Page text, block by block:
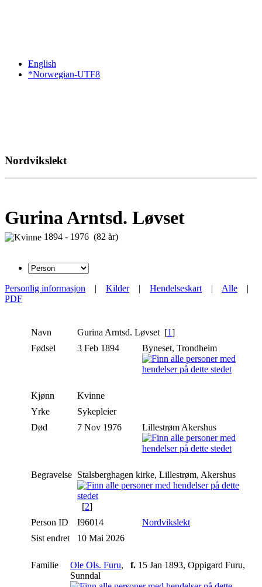
English
*Norwegian-UTF8
Nordvikslekt
Gurina Arntsd. Løvset
1894 - 1976 (82 år)
Personlig informasjon | Kilder| Hendelseskart | Alle |
PDF
Navn Gurina Arntsd. Løvset [1]
Fødsel
3 Feb 1894 Byneset, Trondheim
Kjønn
Kvinne
Yrke
Sykepleier
Død
7 Nov 1976 Lillestrøm Akershus
Begravelse Stalsberghagen kirke, Lillestrøm, Akershus
[2]
Person ID
I96014
Nordvikslekt
Sist endret
10 Mai 2026
Familie Ole Ols. Furu, f. 15 Jan 1893, Oppigard Furu,
Sunndal